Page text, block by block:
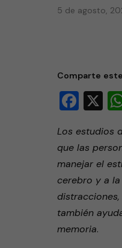
5 de agosto,
Comparte
X
Los estudios
que las
manejar el
cerebro y a
también
memoria.